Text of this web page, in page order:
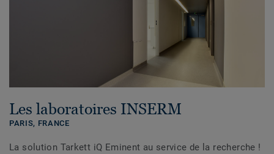
Les laboratoires INSERM
PARIS, FRANCE
La solution Tarkett iQ Eminent au service de la recherche !